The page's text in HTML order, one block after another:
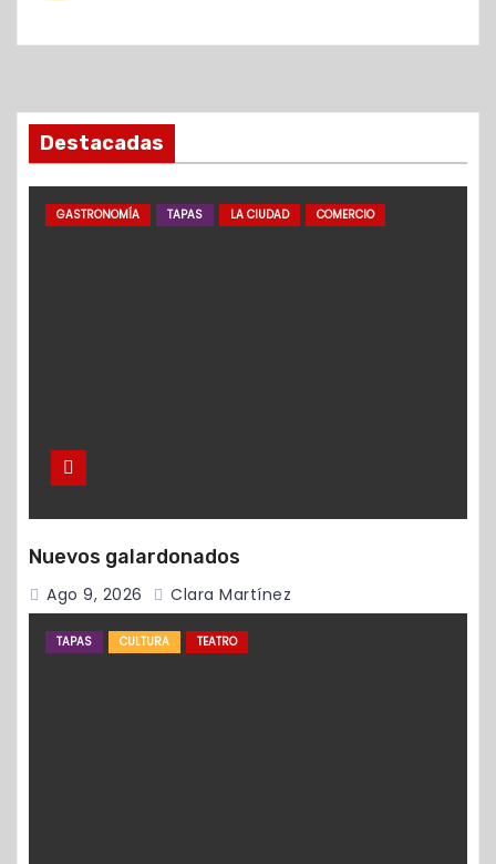
Destacadas
GASTRONOMÍA TAPAS LA CIUDAD COMERCIO
Nuevos galardonados
Ago 9, 2026 Clara Martínez
TAPAS CULTURA TEATRO